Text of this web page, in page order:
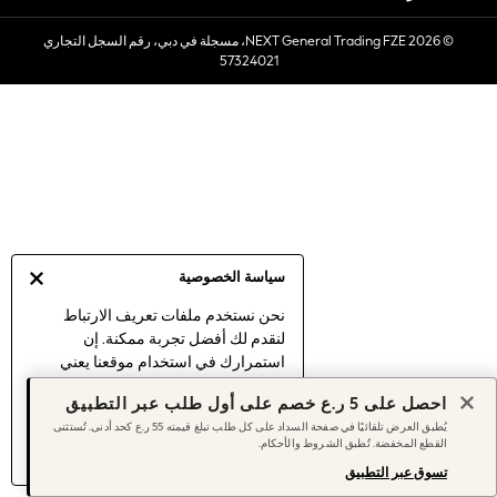
سياسة الخصوصية
نحن نستخدم ملفات تعريف الارتباط
لنقدم لك أفضل تجربة ممكنة. إن
استمرارك في استخدام موقعنا يعني
الارتباط.
اكتشف المزيد عن إدارة إعدادات ملفات
تعريف الارتباط (الكوكيز).
Sets & Outfits
Linen Collection
Women's Holiday Shop
Women's Travel Styles
Linen Collection
Tops & T-Shirts
Cover Ups & Kaftans
Sandals
Swimwear
© 2026 NEXT General Trading FZE، مسجلة في دبي، رقم السجل التجاري
57324021
احصل على 5 ر.ع خصم على أول طلب عبر التطبيق
يُطبق العرض تلقائيًا في صفحة السداد على كل طلب تبلغ قيمته 55 ر.ع كحد أدنى. تُستثنى
القطع المخفضة. تُطبق الشروط والأحكام.
تسوق عبر التطبيق